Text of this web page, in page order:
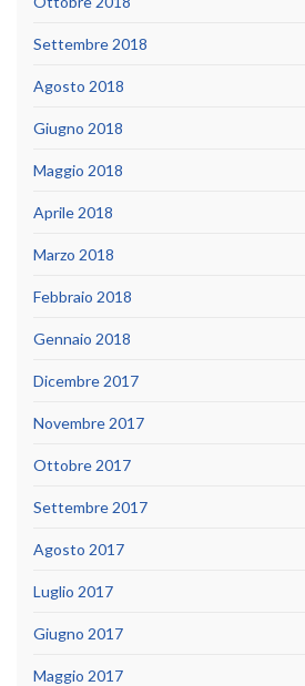
Settembre 2018
Agosto 2018
Giugno 2018
Maggio 2018
Aprile 2018
Marzo 2018
Febbraio 2018
Gennaio 2018
Dicembre 2017
Novembre 2017
Ottobre 2017
Settembre 2017
Agosto 2017
Luglio 2017
Giugno 2017
Maggio 2017